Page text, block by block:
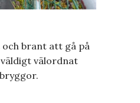
brant att gå på
välordnat